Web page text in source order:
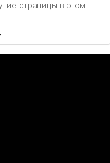
страницы в этом